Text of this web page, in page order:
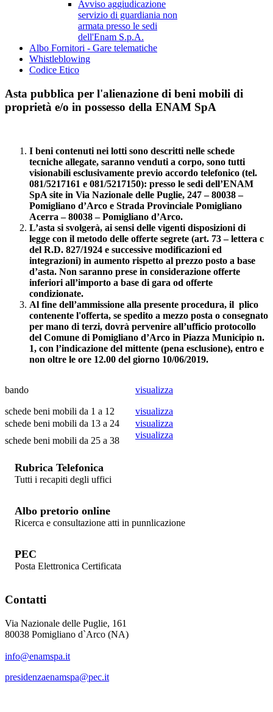
Avviso aggiudicazione
servizio di guardiania non
armata presso le sedi
dell'Enam S.p.A.
Albo Fornitori - Gare telematiche
Whistleblowing
Codice Etico
Asta pubblica per l'alienazione di beni mobili di
proprietà e/o in possesso della ENAM SpA
I beni contenuti nei lotti sono descritti nelle schede
tecniche allegate, saranno venduti a corpo, sono tutti
visionabili esclusivamente previo accordo telefonico (tel.
081/5217161 e 081/5217150): presso le sedi dell’ENAM
SpA site in Via Nazionale delle Puglie, 247 – 80038 –
Pomigliano d’Arco e Strada Provinciale Pomigliano
Acerra – 80038 – Pomigliano d’Arco.
L’asta si svolgerà, ai sensi delle vigenti disposizioni di
legge con il metodo delle offerte segrete (art. 73 – lettera c
del R.D. 827/1924 e successive modificazioni ed
integrazioni) in aumento rispetto al prezzo posto a base
d’asta. Non saranno prese in considerazione offerte
inferiori all’importo a base di gara od offerte
condizionate.
Al fine dell’ammissione alla presente procedura, il plico
contenente l'offerta, se spedito a mezzo posta o consegnato
per mano di terzi, dovrà pervenire all’ufficio protocollo
del Comune di Pomigliano d’Arco in Piazza Municipio n.
1, con l’indicazione del mittente (pena esclusione), entro e
non oltre le ore 12.00 del giorno 10/06/2019.
bando visualizza
schede beni mobili da 1 a 12
visualizza
schede beni mobili da 13 a 24
visualizza
schede beni mobili da 25 a 38
visualizza
Rubrica Telefonica
Tutti i recapiti degli uffici
Albo pretorio online
Ricerca e consultazione atti in punnlicazione
PEC
Posta Elettronica Certificata
Contatti
Via Nazionale delle Puglie, 161
80038 Pomigliano d`Arco (NA)
info@enamspa.it
presidenzaenamspa@pec.it